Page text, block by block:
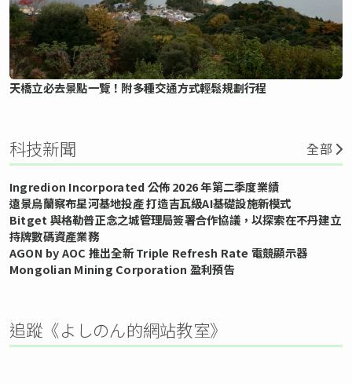
天橋立必去景點一覽！附多種交通方式輕鬆規劃行程
科技新聞 全部
Ingredion Incorporated 公佈 2026 年第二季度業績
遠景烏蘭察布星河基地投產 打造吉瓦級AI基礎設施新模式
Bitget 與格勒普正念之城管理局簽署合作協議，以探索在不丹建立
持牌數碼資產業務
AGON by AOC 推出全新 Triple Refresh Rate 電競顯示器
Mongolian Mining Corporation 盈利預告
追蹤《よしのん的網站教室》